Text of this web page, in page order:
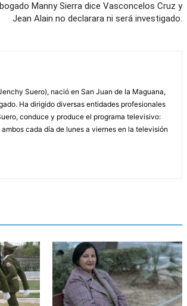
Manny Sierra dice Vasconcelos Cruz y
Jean Alain no declarara ni será investigado.
Suero), nació en San Juan de la Maguana,
Ha dirigido diversas entidades profesionales
conduce y produce el programa televisivo:
cada día de lunes a viernes en la televisión